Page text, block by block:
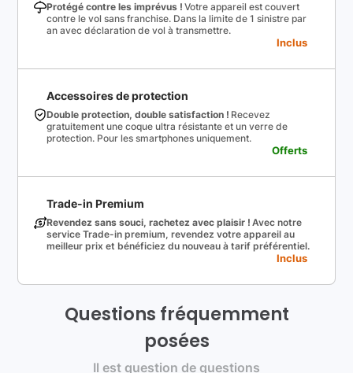
Protégé contre les imprévus ! Votre appareil est couvert
contre le vol sans franchise. Dans la limite de 1 sinistre par
an avec déclaration de vol à transmettre.
Inclus
Accessoires de protection
Double protection, double satisfaction ! Recevez
gratuitement une coque ultra résistante et un verre de
protection. Pour les smartphones uniquement.
Offerts
Trade-in Premium
Revendez sans souci, rachetez avec plaisir ! Avec notre
service Trade-in premium, revendez votre appareil au
meilleur prix et bénéficiez du nouveau à tarif préférentiel.
Inclus
Questions fréquemment
posées
Il est question de questions